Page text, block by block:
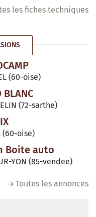
les fiches techniques
(60-oise)
BLANC
(72-sarthe)
(60-oise)
Boite auto
YON (85-vendee)
Toutes les annonces